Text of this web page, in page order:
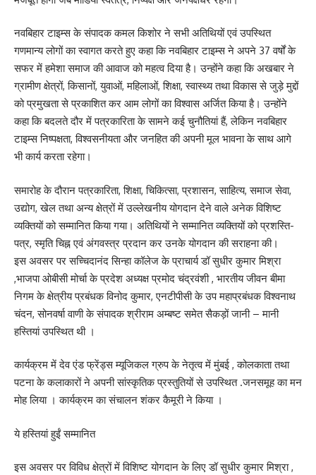
नवबिहार टाइम्स के संपादक कमल किशोर ने सभी अतिथियों एवं उपस्थित
गणमान्य लोगों का स्वागत करते हुए कहा कि नवबिहार टाइम्स ने अपने 37 वर्षों के
सफर में हमेशा समाज की आवाज को महत्व दिया है। उन्होंने कहा कि अखबार ने
ग्रामीण क्षेत्रों, किसानों, युवाओं, महिलाओं, शिक्षा, स्वास्थ्य तथा विकास से जुड़े मुद्दों
को प्रमुखता से प्रकाशित कर आम लोगों का विश्वास अर्जित किया है। उन्होंने
कहा कि बदलते दौर में पत्रकारिता के सामने कई चुनौतियां हैं, लेकिन नवबिहार
टाइम्स निष्पक्षता, विश्वसनीयता और जनहित की अपनी मूल भावना के साथ आगे
भी कार्य करता रहेगा।
समारोह के दौरान पत्रकारिता, शिक्षा, चिकित्सा, प्रशासन, साहित्य, समाज सेवा,
उद्योग, खेल तथा अन्य क्षेत्रों में उल्लेखनीय योगदान देने वाले अनेक विशिष्ट
व्यक्तियों को सम्मानित किया गया। अतिथियों ने सम्मानित व्यक्तियों को प्रशस्ति-
पत्र, स्मृति चिह्न एवं अंगवस्त्र प्रदान कर उनके योगदान की सराहना की।
इस अवसर पर सच्चिदानंद सिन्हा कॉलेज के प्राचार्य डॉ सुधीर कुमार मिश्रा
,भाजपा ओबीसी मोर्चा के प्रदेश अध्यक्ष प्रमोद चंद्रवंशी , भारतीय जीवन बीमा
निगम के क्षेत्रीय प्रबंधक विनोद कुमार, एनटीपीसी के उप महाप्रबंधक विश्वनाथ
चंदन, सोनवर्षा वाणी के संपादक श्रीराम अम्बष्ट समेत सैकड़ों जानी – मानी
हस्तियां उपस्थित थी ।
कार्यक्रम में देव एंड फ्रेंड्स म्यूजिकल ग्रुप के नेतृत्व में मुंबई , कोलकाता तथा
पटना के कलाकारों ने अपनी सांस्कृतिक प्रस्तुतियों से उपस्थित .जनसमूह का मन
मोह लिया । कार्यक्रम का संचालन शंकर कैमूरी ने किया ।
ये हस्तियां हुईं सम्मानित
इस अवसर पर विविध क्षेत्रों में विशिष्ट योगदान के लिए डॉ सुधीर कुमार मिश्रा ,